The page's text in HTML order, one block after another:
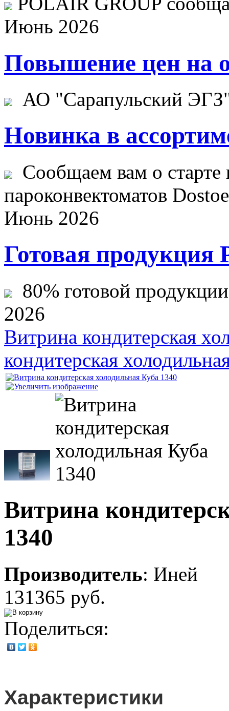
Июнь 2026
Повышение цен на
АО "Сарапульский
Новинка в
Сообщаем вам о старте
пароконвектоматов
Июнь 2026
Готовая продукция
80% готовой
2026
Витрина кондитерская
кондитерская
Витрина
1340
Производитель: Иней
131365 руб.
Поделиться:
Характеристики